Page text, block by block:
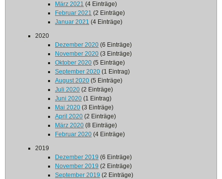
März 2021 (4 Einträge)
Februar 2021 (2 Einträge)
Januar 2021 (4 Einträge)
2020
Dezember 2020 (6 Einträge)
November 2020 (3 Einträge)
Oktober 2020 (5 Einträge)
September 2020 (1 Eintrag)
August 2020 (5 Einträge)
Juli 2020 (2 Einträge)
Juni 2020 (1 Eintrag)
Mai 2020 (3 Einträge)
April 2020 (2 Einträge)
März 2020 (8 Einträge)
Februar 2020 (4 Einträge)
2019
Dezember 2019 (6 Einträge)
November 2019 (2 Einträge)
September 2019 (2 Einträge)